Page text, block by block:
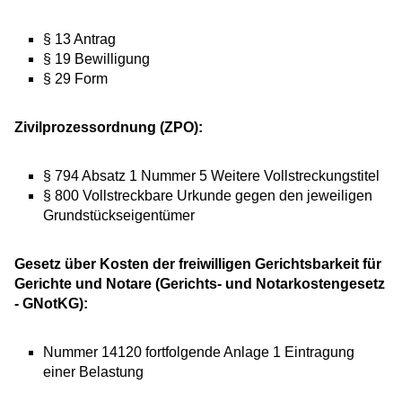
§ 13 Antrag
§ 19 Bewilligung
§ 29 Form
Zivilprozessordnung (ZPO):
§ 794 Absatz 1 Nummer 5 Weitere Vollstreckungstitel
§ 800 Vollstreckbare Urkunde gegen den jeweiligen
Grundstückseigentümer
Gesetz über Kosten der freiwilligen Gerichtsbarkeit für
Gerichte und Notare (Gerichts- und Notarkostengesetz
- GNotKG):
Nummer 14120 fortfolgende Anlage 1 Eintragung
einer Belastung